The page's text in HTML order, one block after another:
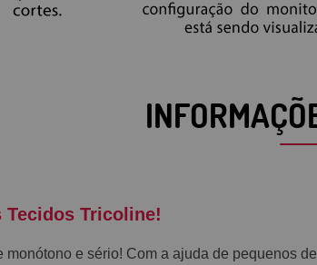
Tecidos Tricoline!
monótono e sério! Com a ajuda de pequenos